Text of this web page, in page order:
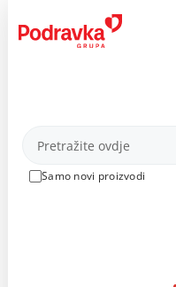
content
Proizvodi
Samo novi proizvodi